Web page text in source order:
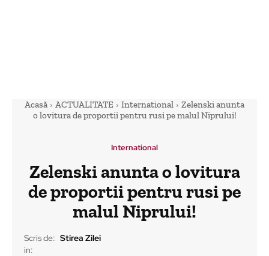
Acasă ACTUALITATE International
Zelenski anunta
o lovitura de proportii pentru rusi pe malul Niprului!
International
Zelenski anunta o lovitura
de proportii pentru rusi pe
malul Niprului!
Scris de: Stirea Zilei
in: